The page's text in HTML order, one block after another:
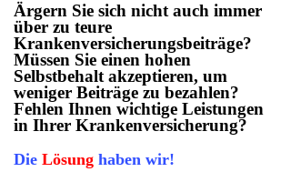
Ärgern Sie sich nicht auch immer
über zu teure
Krankenversicherungsbeiträge?
Müssen Sie einen hohen
Selbstbehalt akzeptieren, um
weniger Beiträge zu bezahlen?
Fehlen Ihnen wichtige Leistungen
in Ihrer Krankenversicherung?
Die Lösung haben wir!